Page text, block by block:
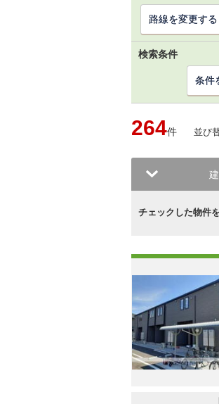
路線を変更する
検索条件
条件
264件 並び
チェックした物件